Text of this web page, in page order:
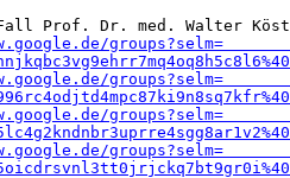
Prof. Dr. med. Walter